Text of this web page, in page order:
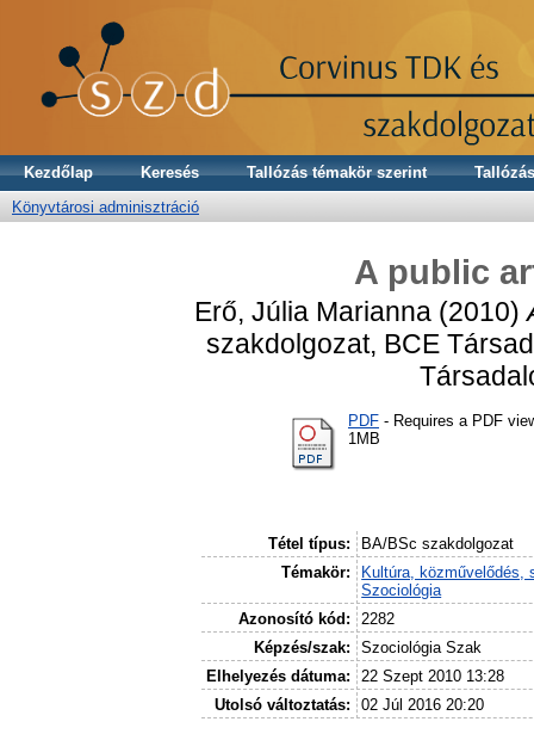
Kezdőlap Keresés Tallózás témakör szerint
Könyvtárosi adminisztráció
A public
Erő, Júlia Marianna (2010)
szakdolgozat, BCE
PDF - Requires a PDF
1MB
Tétel típus:
BA/BSc szakdolgozat
Témakör:
Kultúra, közművelődés,
Szociológia
Azonosító kód:
2282
Képzés/szak:
Szociológia Szak
Elhelyezés dátuma:
22 Szept 2010 13:28
Utolsó változtatás:
02 Júl 2016 20:20